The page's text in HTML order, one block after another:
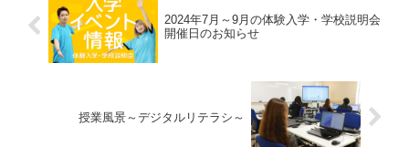
2024年7月～9月の体験入学・学校説明会
開催日のお知らせ
授業風景～デジタルリテラシ～